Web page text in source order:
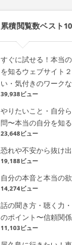
累積閲覧数ベスト
すぐに試せる！本当
を知るウェブサイト
い・気付きのワーク
39,938ビュー
やりたいこと・自分
問〜本当の自分を知
23,648ビュー
恐れや不安から抜け
19,188ビュー
自分の本音と本当の
14,274ビュー
話の聞き方・聴く力
のポイント〜信頼関
11,103ビュー